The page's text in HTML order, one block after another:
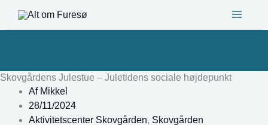
Skovgårdens Julestue – Juletidens sociale højdepunkt
AfMikkel
28/11/2024
Aktivitetscenter Skovgården, Skovgården